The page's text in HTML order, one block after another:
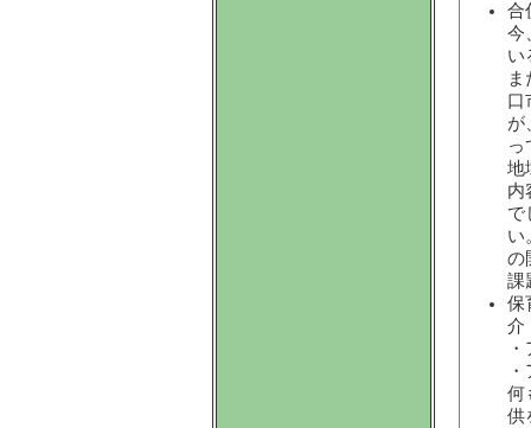
合
今
い
口
が
っ
地
内
で
い
の
課
保
介
何
供